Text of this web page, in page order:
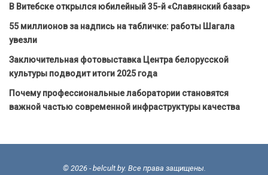
В Витебске открылся юбилейный 35-й «Славянский базар»
55 миллионов за надпись на табличке: работы Шагала
увезли
Заключительная фотовыставка Центра белорусской
культуры подводит итоги 2025 года
Почему профессиональные лаборатории становятся
важной частью современной инфраструктуры качества
© 2026 - belcult.by. Все права защищены.